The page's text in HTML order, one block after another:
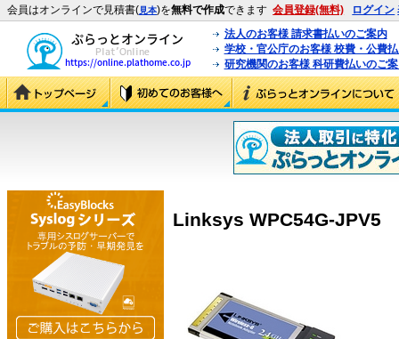
会員はオンラインで見積書(見本)を無料で作成できます 会員登録(無料) ログイン
法人のお客様 請求書払いのご案内
学校・官公庁のお客様 校費・公費
研究機関のお客様 科研費払いのご
Linksys WPC54G-JPV5